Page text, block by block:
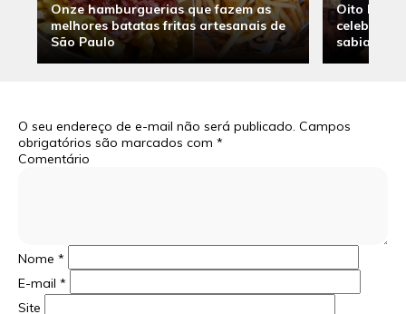
Onze hamburguerias que fazem as
melhores batatas fritas artesanais de
São Paulo
Oito
sabia
O seu endereço de e-mail não será publicado. Campos
obrigatórios são marcados com *
Comentário
Nome *
E-mail *
Site